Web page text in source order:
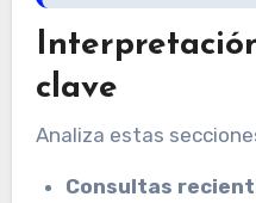
clave
Analiza estas
Consultas